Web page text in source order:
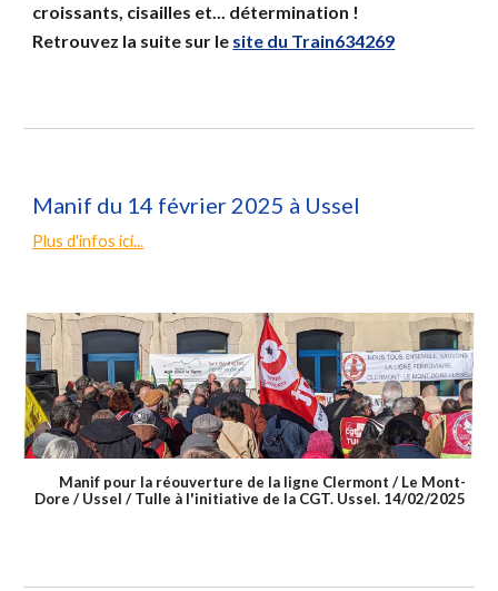
croissants, cisailles et... détermination !
Retrouvez la suite sur le site du Train634269
Manif du 14 février 2025 à Ussel
Plus d'infos ici...
Manif pour la réouverture de la ligne Clermont / Le Mont-
Dore / Ussel / Tulle à l'initiative de la CGT. Ussel. 14/02/2025